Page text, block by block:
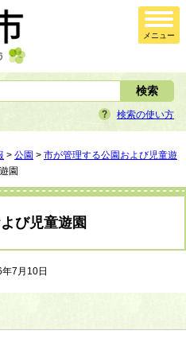
メニュー
検索の使い方
> 公園 > 市が管理する公園および児童遊
園
び児童遊園
7月10日